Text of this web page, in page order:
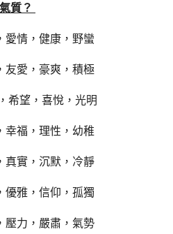
質？
愛情，健康，野蠻
友愛，豪爽，積極
希望，喜悅，光明
幸福，理性，幼稚
真實，沉默，冷靜
優雅，信仰，孤獨
壓力，嚴肅，氣勢